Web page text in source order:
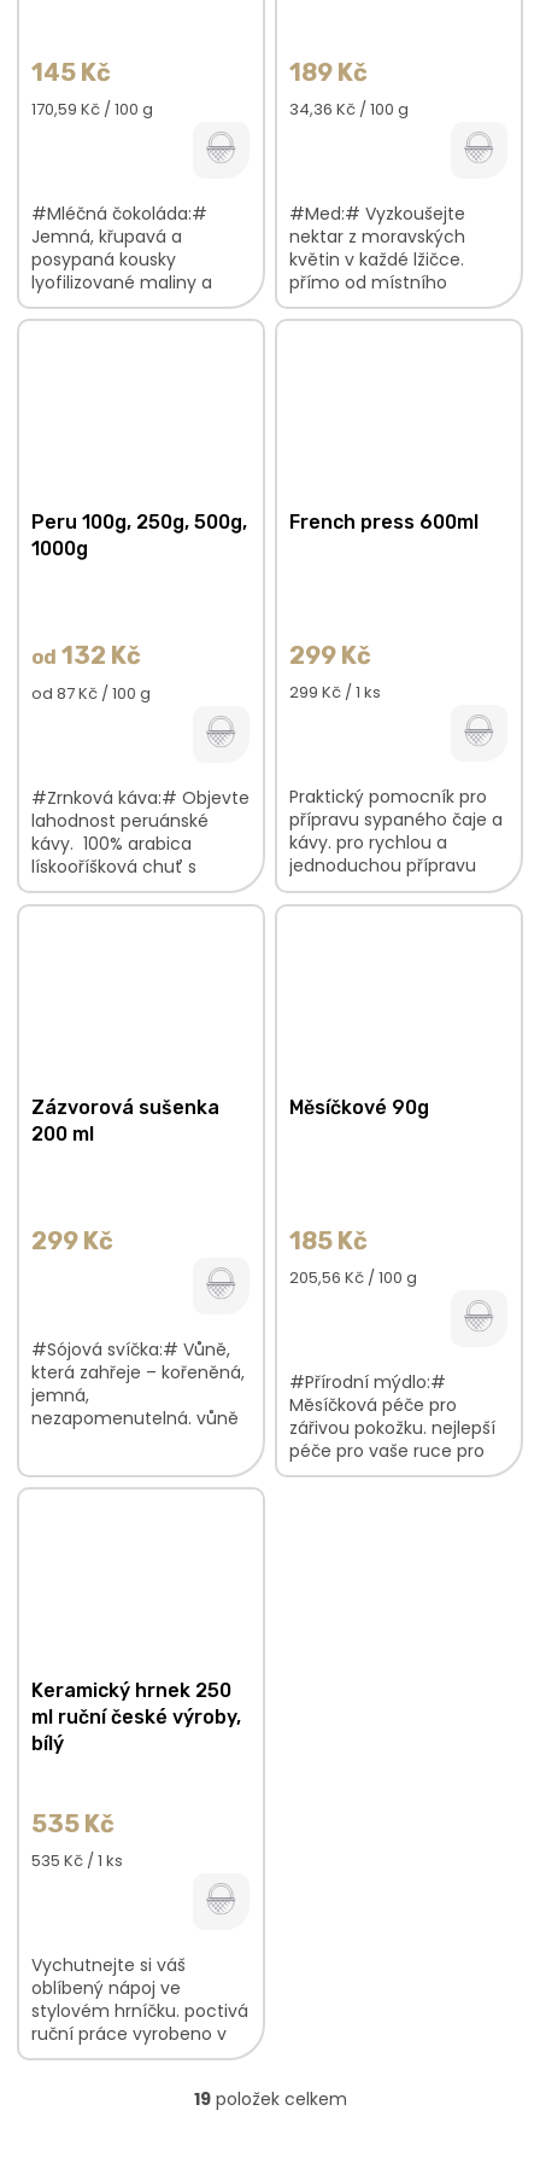
145 Kč
Měrná
170,59 Kč / 100 g
#Mléčná čokoláda:#
Jemná, křupavá a
posypaná kousky
lyofilizované maliny a
ostružiny. jemná chuť,
která se pomalu rozplyne
189 Kč
Měrná
34,36 Kč / 100 g
#Med:# Vyzkoušejte
nektar z moravských
květin v každé lžičce.
přímo od místního
včelaře skvělá chuť do
vašich nápojů a pokrmů
Peru 100g, 250g, 500g,
1000g
od 132 Kč
Měrná
od 87 Kč / 100 g
#Zrnková káva:# Objevte
lahodnost peruánské
kávy. 100% arabica
lískooříšková chuť s
citrónovými podtóny
praženo na espresso
French press 600ml
299 Kč
Měrná
299 Kč / 1 ks
Praktický pomocník pro
přípravu sypaného čaje a
kávy. pro rychlou a
jednoduchou přípravu
nápojů borosilikátové sklo
krásný servis pro vaše
Zázvorová sušenka
200 ml
299 Kč
#Sójová svíčka:# Vůně,
která zahřeje – kořeněná,
jemná,
nezapomenutelná. vůně
česká, ruční práce
Měsíčkové 90g
185 Kč
Měrná
205,56 Kč / 100 g
#Přírodní mýdlo:#
Měsíčková péče pro
zářivou pokožku. nejlepší
péče pro vaše ruce pro
namáhanou, zralou i
Keramický hrnek 250
ml ruční české výroby,
bílý
535 Kč
Měrná
535 Kč / 1 ks
Vychutnejte si váš
oblíbený nápoj ve
stylovém hrníčku. poctivá
ruční práce vyrobeno v
České republice
O
19položek celkem